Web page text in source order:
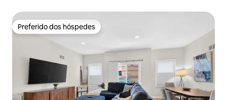
Preferido dos hóspedes
Preferido dos hóspedes